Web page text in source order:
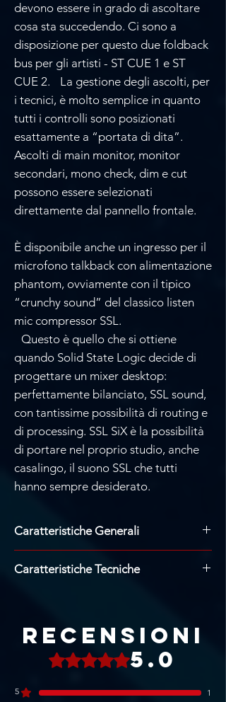
devono essere in grado di ascoltare
cosa sta succedendo. Ci sono a
disposizione per questo due foldback
bus per gli artisti - ST CUE 1 e ST
CUE 2. La gestione degli ascolti, per
i tecnici, è molto semplice in quanto
tutti i controlli sono posizionati
esattamente a “portata di dita”.
Ascolti di main monitor, monitor
secondari, mono check, dim e cut
possono essere selezionati
direttamente dal pannello frontale.
È disponibile anche un ingresso per il
microfono talkback con alimentazione
phantom, ovviamente con il tipico
“crunchy sound” del classico listen
mic compressor SSL.
Questo è quello che si ottiene
quando Solid State Logic decide di
progettare un mixer desktop:
perfettamente bilanciato, SSL sound,
con tantissime possibilità di routing e
di processing. SSL SiX è la possibilità
di portare nel proprio studio, anche
casalingo, il suono SSL che tutti
hanno sempre desiderato.
Caratteristiche Generali
per l'utilizzo in studio, in post-
performance
Rumore di fondo e distorsioni ultra-
basse - suono limpido
assoluto: due preamplificatori
Caratteristiche Tecniche
post-produzione
2 canali di registrazione con 2
preamplificatori microfonici
Filtro 75Hz High Pass
Recensioni
Valutazione 5 stelle su 5.
5.0
5
1